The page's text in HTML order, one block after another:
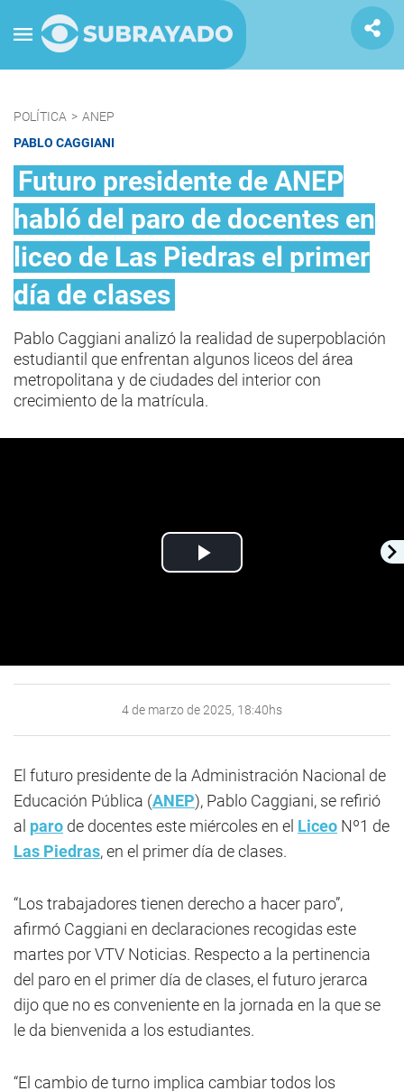
POLÍTICA > ANEP
PABLO CAGGIANI
Futuro presidente de ANEP
habló del paro de docentes en
liceo de Las Piedras el primer
día de clases
Pablo Caggiani analizó la realidad de superpoblación
estudiantil que enfrentan algunos liceos del área
metropolitana y de ciudades del interior con
crecimiento de la matrícula.
Play
4 de marzo de 2025, 18:40hs
El futuro presidente de la Administración Nacional de
Educación Pública (ANEP), Pablo Caggiani, se refirió
al paro de docentes este miércoles en el Liceo Nº1 de
Las Piedras, en el primer día de clases.
“Los trabajadores tienen derecho a hacer paro”,
afirmó Caggiani en declaraciones recogidas este
martes por VTV Noticias. Respecto a la pertinencia
del paro en el primer día de clases, el futuro jerarca
dijo que no es conveniente en la jornada en la que se
le da bienvenida a los estudiantes.
“El cambio de turno implica cambiar todos los